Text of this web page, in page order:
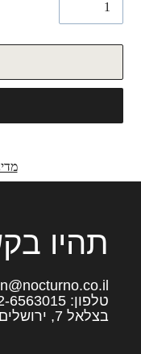
תהיו
טלפון: 02-6563015
בצלאל 7, ירושלים